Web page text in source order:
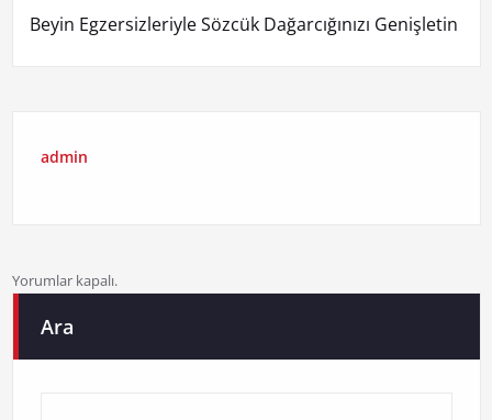
Beyin Egzersizleriyle Sözcük Dağarcığınızı Genişletin
admin
Yorumlar kapalı.
Ara